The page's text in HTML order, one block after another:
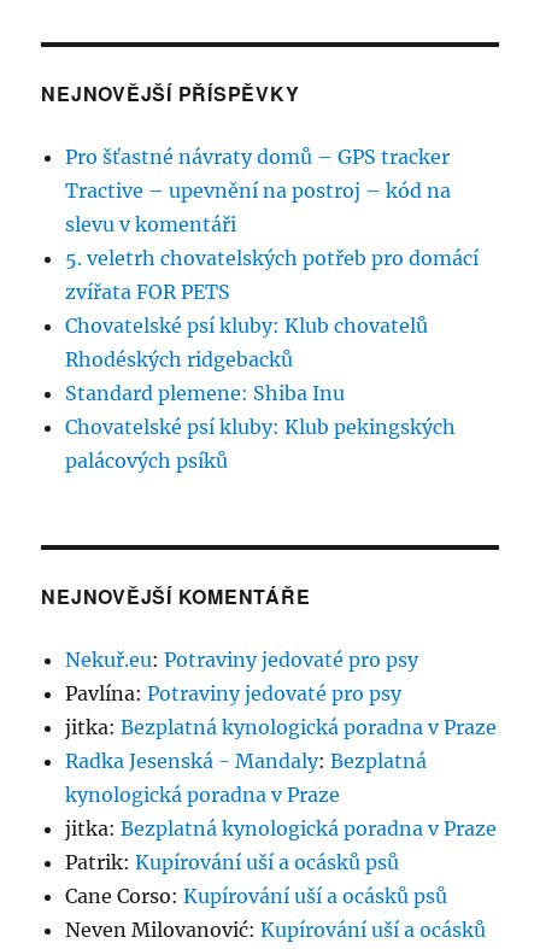
NEJNOVĚJŠÍ PŘÍSPĚVKY
Pro šťastné návraty domů – GPS tracker
Tractive – upevnění na postroj – kód na
slevu v komentáři
5. veletrh chovatelských potřeb pro domácí
zvířata FOR PETS
Chovatelské psí kluby: Klub chovatelů
Rhodéských ridgebacků
Standard plemene: Shiba Inu
Chovatelské psí kluby: Klub pekingských
palácových psíků
NEJNOVĚJŠÍ KOMENTÁŘE
Nekuř.eu:Potraviny jedovaté pro psy
Pavlína:Potraviny jedovaté pro psy
jitka:Bezplatná kynologická poradna v Praze
Radka Jesenská - Mandaly:Bezplatná
kynologická poradna v Praze
jitka:Bezplatná kynologická poradna v Praze
Patrik:Kupírování uší a ocásků psů
Cane Corso:Kupírování uší a ocásků psů
Neven Milovanović:Kupírování uší a ocásků